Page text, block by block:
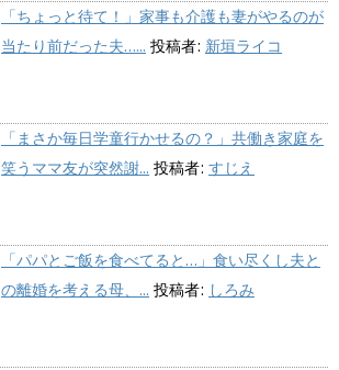
「ちょっと待て！」家事も介護も妻がやるのが
当たり前だった夫…... 投稿者: 新垣ライコ
「まさか毎日学童行かせるの？」共働き家庭を
笑うママ友が突然謝... 投稿者: すじえ
「パパとご飯を食べてると…」食い尽くし夫と
の離婚を考える母、... 投稿者: しろみ